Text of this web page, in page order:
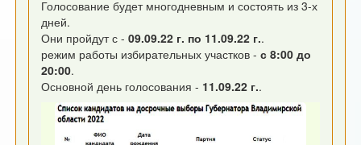
Голосование будет многодневным и состоять из 3-х
дней.
Они пройдут с -09.09.22 г. по 11.09.22 г..
режим работы избирательных участков -с 8:00 до
20:00.
Основной день голосования - 11.09.22 г..